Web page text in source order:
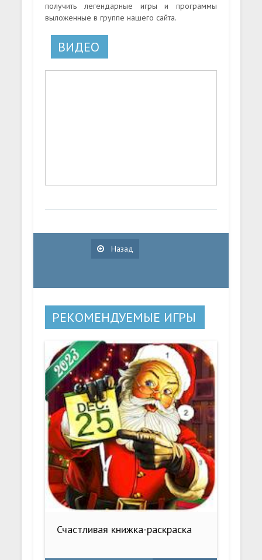
получить легендарные игры и программы
выложенные в группе нашего сайта.
ВИДЕО
Назад
РЕКОМЕНДУЕМЫЕ ИГРЫ
Счастливая книжка-раскраска